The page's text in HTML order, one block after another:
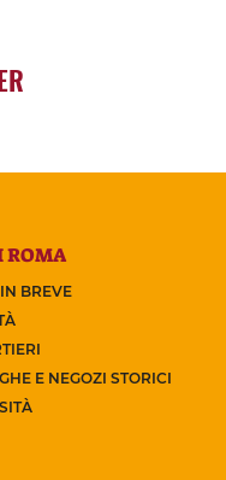
ROMA
BREVE
E NEGOZI STORICI